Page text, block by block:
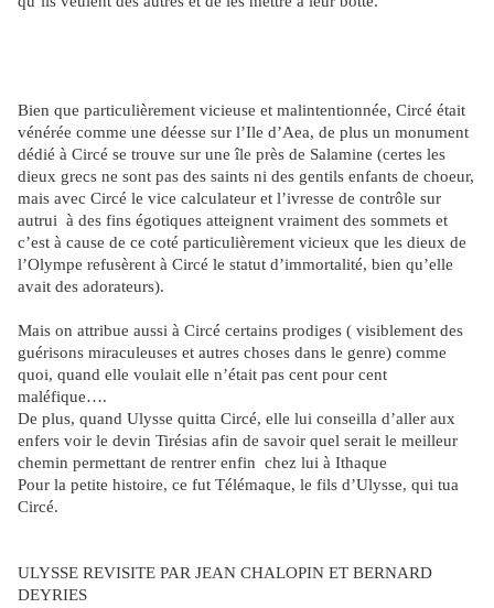
Bien que particulièrement vicieuse et malintentionnée, Circé était
vénérée comme une déesse sur l’Ile d’Aea, de plus un monument
dédié à Circé se trouve sur une île près de Salamine (certes les
dieux grecs ne sont pas des saints ni des gentils enfants de choeur,
mais avec Circé le vice calculateur et l’ivresse de contrôle sur
autrui à des fins égotiques atteignent vraiment des sommets et
c’est à cause de ce coté particulièrement vicieux que les dieux de
l’Olympe refusèrent à Circé le statut d’immortalité, bien qu’elle
avait des adorateurs).
Mais on attribue aussi à Circé certains prodiges ( visiblement des
guérisons miraculeuses et autres choses dans le genre) comme
quoi, quand elle voulait elle n’était pas cent pour cent
maléfique….
De plus, quand Ulysse quitta Circé, elle lui conseilla d’aller aux
enfers voir le devin Tirésias afin de savoir quel serait le meilleur
chemin permettant de rentrer enfin chez lui à Ithaque
Pour la petite histoire, ce fut Télémaque, le fils d’Ulysse, qui tua
Circé.
ULYSSE REVISITE PAR JEAN CHALOPIN ET BERNARD
DEYRIES